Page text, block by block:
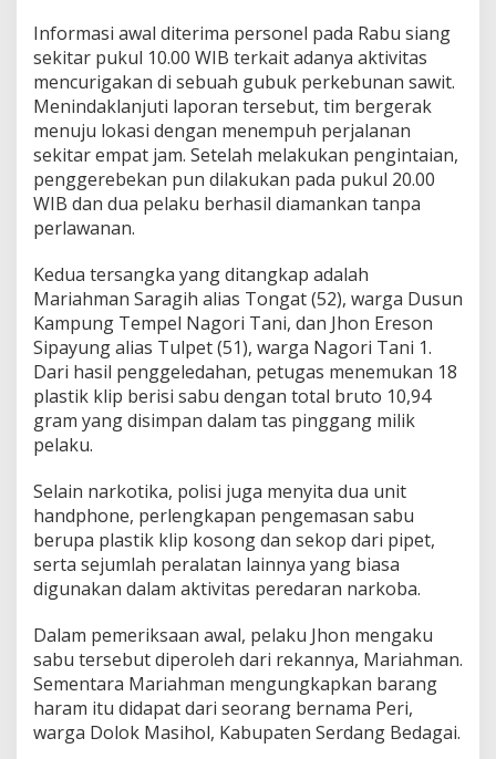
a
m
S
a
b
u
Informasi awal diterima personel pada Rabu siang
sekitar pukul 10.00 WIB terkait adanya aktivitas
mencurigakan di sebuah gubuk perkebunan sawit.
Menindaklanjuti laporan tersebut, tim bergerak
menuju lokasi dengan menempuh perjalanan
sekitar empat jam. Setelah melakukan pengintaian,
penggerebekan pun dilakukan pada pukul 20.00
WIB dan dua pelaku berhasil diamankan tanpa
perlawanan.
Kedua tersangka yang ditangkap adalah
Mariahman Saragih alias Tongat (52), warga Dusun
Kampung Tempel Nagori Tani, dan Jhon Ereson
Sipayung alias Tulpet (51), warga Nagori Tani 1.
Dari hasil penggeledahan, petugas menemukan 18
plastik klip berisi sabu dengan total bruto 10,94
gram yang disimpan dalam tas pinggang milik
pelaku.
Selain narkotika, polisi juga menyita dua unit
handphone, perlengkapan pengemasan sabu
berupa plastik klip kosong dan sekop dari pipet,
serta sejumlah peralatan lainnya yang biasa
digunakan dalam aktivitas peredaran narkoba.
Dalam pemeriksaan awal, pelaku Jhon mengaku
sabu tersebut diperoleh dari rekannya, Mariahman.
Sementara Mariahman mengungkapkan barang
haram itu didapat dari seorang bernama Peri,
warga Dolok Masihol, Kabupaten Serdang Bedagai.